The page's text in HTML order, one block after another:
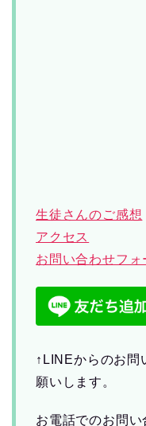
生徒さんのご感想
アクセス
お問い合わせフォ
↑LINEからのお問
願いします。
お電話でのお問